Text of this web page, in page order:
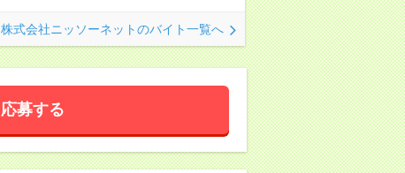
株式会社ニッソーネットのバイト一覧へ
応募する